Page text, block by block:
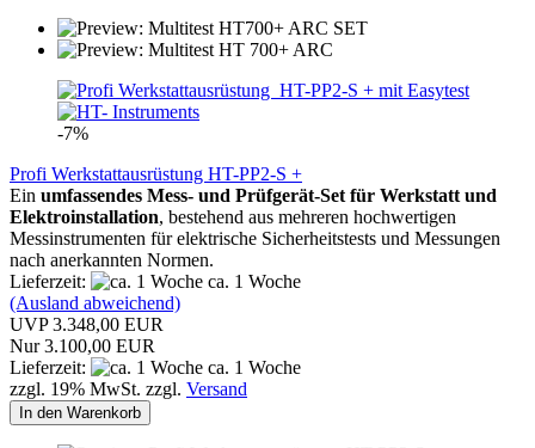
-7%
Profi Werkstattausrüstung HT-PP2-S +
Ein umfassendes Mess- und Prüfgerät-Set für Werkstatt und
Elektroinstallation, bestehend aus mehreren hochwertigen
Messinstrumenten für elektrische Sicherheitstests und Messungen
nach anerkannten Normen.
Lieferzeit:
ca. 1 Woche
(Ausland abweichend)
UVP 3.348,00 EUR
Nur 3.100,00 EUR
Lieferzeit:
ca. 1 Woche
zzgl. 19% MwSt. zzgl. Versand
In den Warenkorb